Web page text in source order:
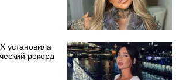
установила
рекорд